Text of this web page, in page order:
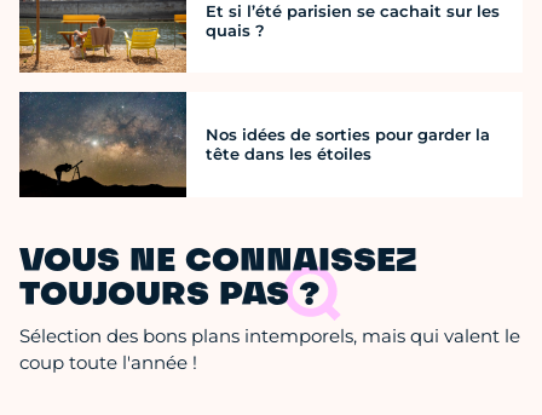
Et si l’été parisien se cachait sur les
quais ?
Nos idées de sorties pour garder la
tête dans les étoiles
VOUS NE CONNAISSEZ
TOUJOURS PAS ?
Sélection des bons plans intemporels, mais qui valent le
coup toute l'année !